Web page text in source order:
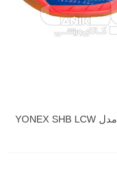
کفش بدمینتون یونکس مدل YONEX SHB LCW